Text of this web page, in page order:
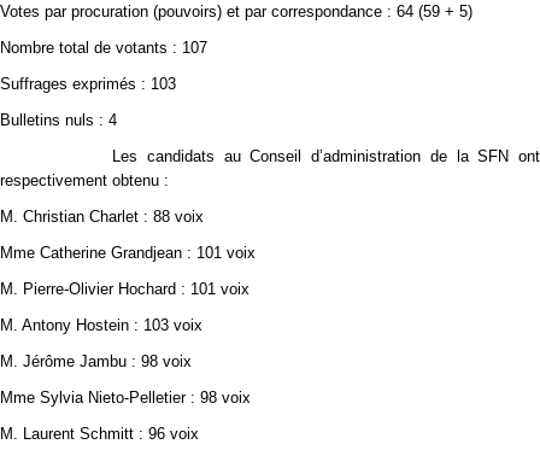
Votes par procuration (pouvoirs) et par correspondance : 64 (59 + 5)
Nombre total de votants : 107
Suffrages exprimés : 103
Bulletins nuls : 4
Les candidats au Conseil d’administration de la SFN ont
respectivement obtenu :
M. Christian Charlet : 88 voix
Mme Catherine Grandjean : 101 voix
M. Pierre-Olivier Hochard : 101 voix
M. Antony Hostein : 103 voix
M. Jérôme Jambu : 98 voix
Mme Sylvia Nieto-Pelletier : 98 voix
M. Laurent Schmitt : 96 voix